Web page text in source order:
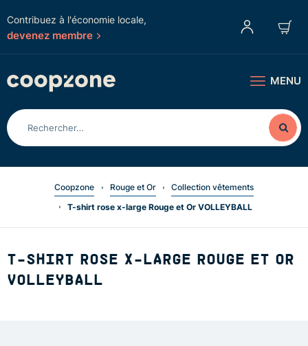
Contribuez à l'économie locale,
devenez membre
MENU
Coopzone Rouge et Or
Collection vêtements
T-shirt rose x-large Rouge et Or VOLLEYBALL
T-SHIRT ROSE X-LARGE ROUGE ET OR
VOLLEYBALL